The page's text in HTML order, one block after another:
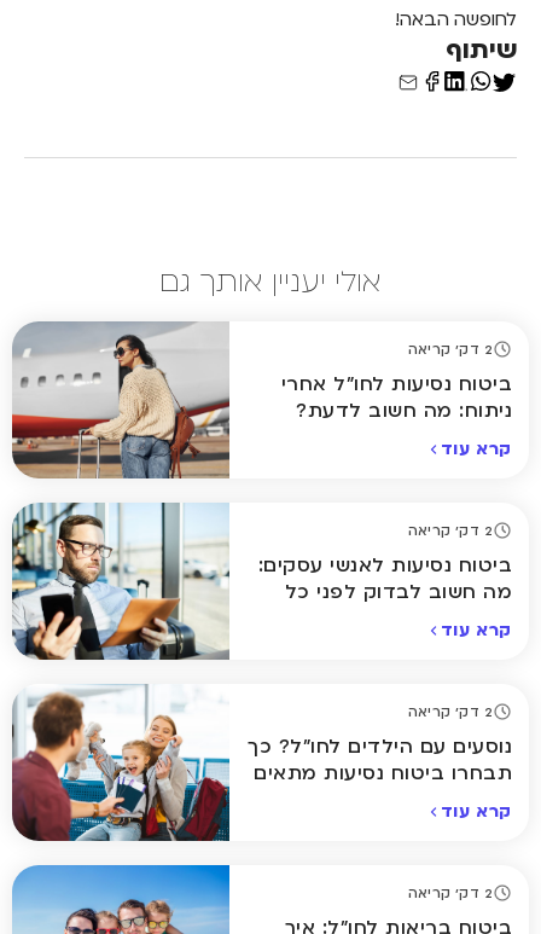
לחופשה הבאה!
שיתוף
אולי יעניין אותך גם
2 דק' קריאה
ביטוח נסיעות לחו"ל אחרי
ניתוח: מה חשוב לדעת?
קרא עוד
2 דק' קריאה
ביטוח נסיעות לאנשי עסקים:
מה חשוב לבדוק לפני כל
קרא עוד
2 דק' קריאה
נוסעים עם הילדים לחו"ל? כך
תבחרו ביטוח נסיעות מתאים
קרא עוד
2 דק' קריאה
ביטוח בריאות לחו"ל: איך